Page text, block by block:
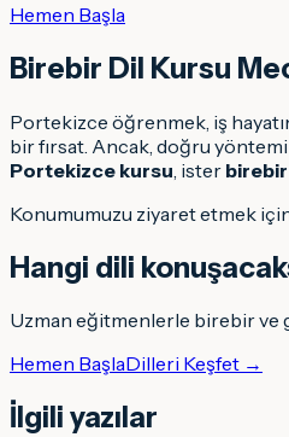
Hemen Başla
Birebir Dil Kursu
Portekizce öğrenmek, iş
bir fırsat. Ancak, doğru
Portekizce kursu , ister
Konumumuzu ziyaret etmek
Hangi dili
Uzman eğitmenlerle birebir ve
Hemen BaşlaDilleri Keşfet →
İlgili yazılar